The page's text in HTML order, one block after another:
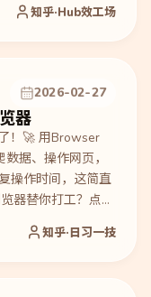
知乎·Hub效工场
2026-02-27
器
！🚀 用Browser
据、操作网页，
操作时间，这简直
器替你打工？点进
知乎·日习一技